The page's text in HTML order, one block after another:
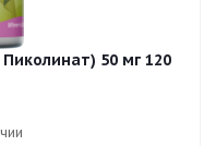
50 мг 120